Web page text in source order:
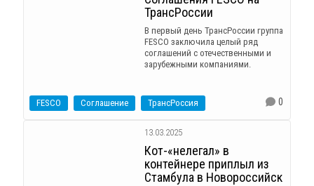
ТрансРоссии
В первый день ТрансРоссии группа
FESCO заключила целый ряд
соглашений с отечественными и
зарубежными компаниями.
FESCO Соглашение ТрансРоссия 0
13.03.2025
Кот-«нелегал» в
контейнере приплыл из
Стамбула в Новороссийск